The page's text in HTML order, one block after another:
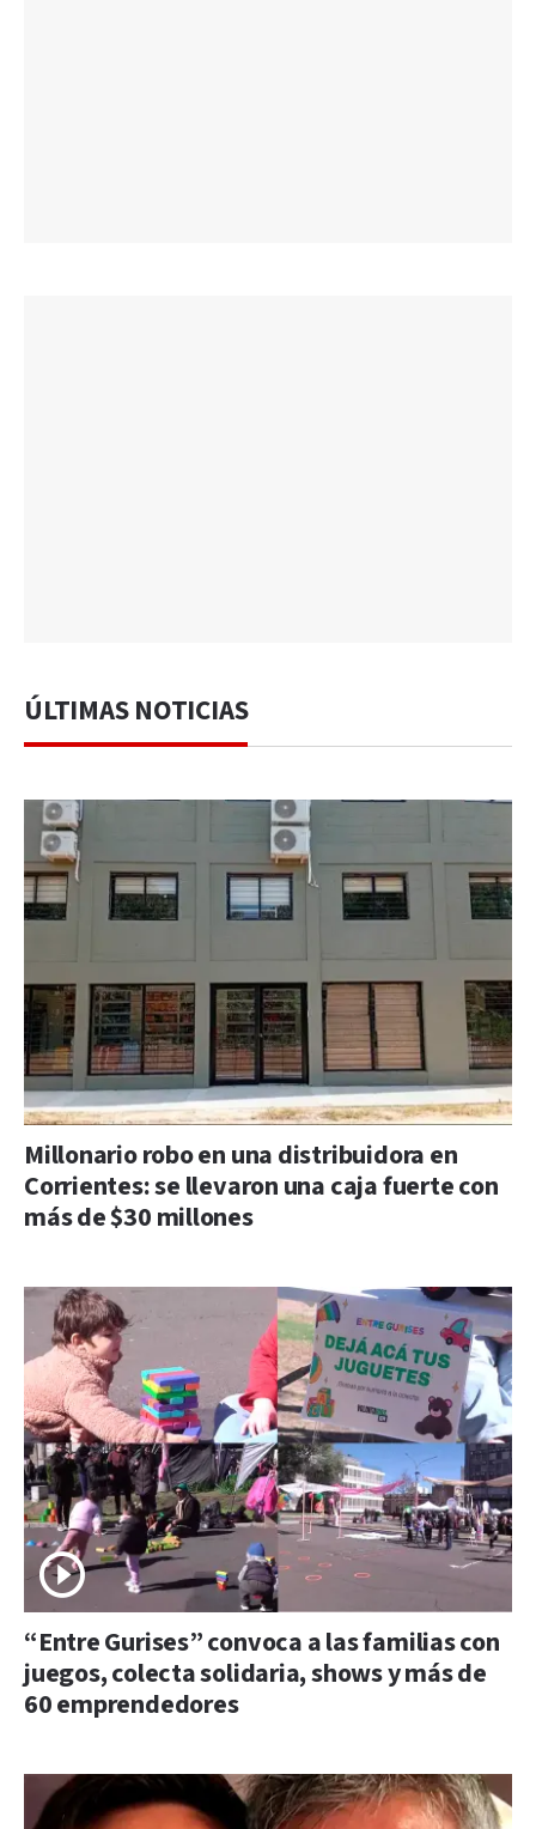
ÚLTIMAS NOTICIAS
Millonario robo en una distribuidora en
Corrientes: se llevaron una caja fuerte con
más de $30 millones
“Entre Gurises” convoca a las familias con
juegos, colecta solidaria, shows y más de
60 emprendedores